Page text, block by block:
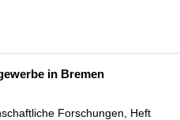
in Bremen
Forschungen, Heft